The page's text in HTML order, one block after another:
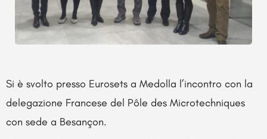
Si è svolto presso Eurosets a Medolla l’incontro con la
delegazione Francese del Pôle des Microtechniques
con sede a Besançon.